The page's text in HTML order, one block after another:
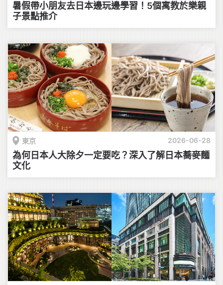
暑假帶小朋友去日本邊玩邊學習！5個寓教於樂親
子景點推介
東京 2026-06-28
為何日本人大除夕一定要吃？深入了解日本蕎麥麵
文化